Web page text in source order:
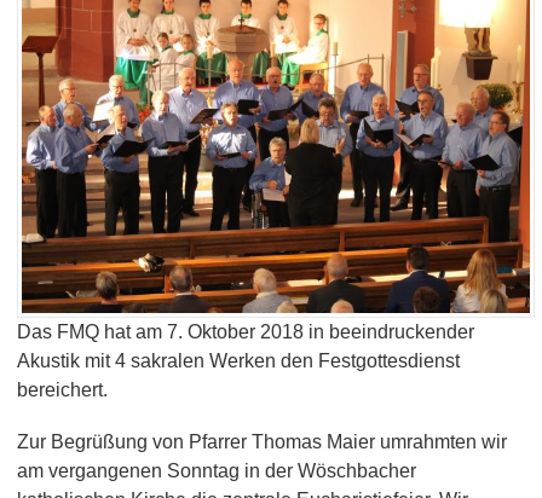
Das FMQ hat am 7. Oktober 2018 in beeindruckender
Akustik mit 4 sakralen Werken den Festgottesdienst
bereichert.
Zur Begrüßung von Pfarrer Thomas Maier umrahmten wir
am vergangenen Sonntag in der Wöschbacher